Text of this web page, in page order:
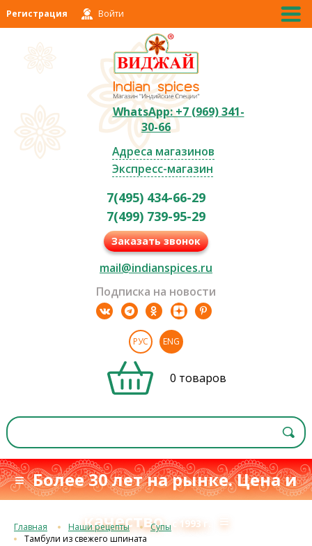
Регистрация Войти
WhatsApp: +7 (969) 341-
30-66
Адреса магазинов
Экспресс-магазин
7(495) 434-66-29
7(499) 739-95-29
Заказать звонок
mail@indianspices.ru
Подписка на новости
РУС ENG
0 товаров
≡ Более 30 лет на рынке. Цена и
качество с 1993 г. ≡
Главная Наши рецепты
Супы
Тамбули из свежего шпината